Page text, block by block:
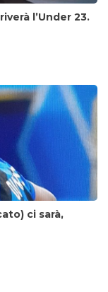
l’Under 23.
ci sarà,